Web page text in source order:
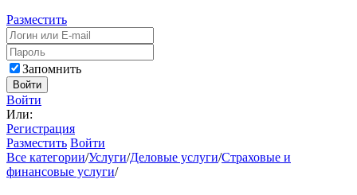
Разместить
Запомнить
Войти
Войти
Или:
Регистрация
Разместить Войти
Все категории/Услуги/Деловые услуги/Страховые и
финансовые услуги/